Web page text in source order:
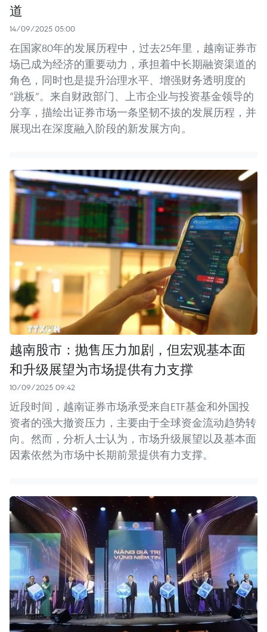
道
14/09/2025 05:00
在国家80年的发展历程中，过去25年里，越南证券市
场已成为经济的重要动力，承担着中长期融资渠道的
角色，同时也是提升治理水平、增强财务透明度的
“跳板”。来自财政部门、上市企业与投资基金领导的
分享，描绘出证券市场一条坚韧不拔的发展历程，并
展现出在深度融入阶段的新发展方向。
越南股市：抛售压力加剧，但宏观基本面
和升级展望为市场提供有力支撑
10/09/2025 09:42
近段时间，越南证券市场承受来自ETF基金和外国投
资者的强大撤资压力，主要由于全球资金流动趋势转
向。然而，分析人士认为，市场升级展望以及基本面
因素依然为市场中长期前景提供有力支撑。